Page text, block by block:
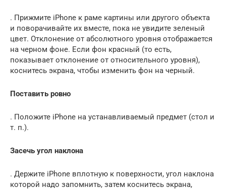
. Прижмите iPhone к раме картины или другого объекта
и поворачивайте их вместе, пока не увидите зеленый
цвет. Отклонение от абсолютного уровня отображается
на черном фоне. Если фон красный (то есть,
показывает отклонение от относительного уровня),
коснитесь экрана, чтобы изменить фон на черный.
Поставить ровно
. Положите iPhone на устанавливаемый предмет (стол и
т. п.).
Засечь угол наклона
. Держите iPhone вплотную к поверхности, угол наклона
которой надо запомнить, затем коснитесь экрана,